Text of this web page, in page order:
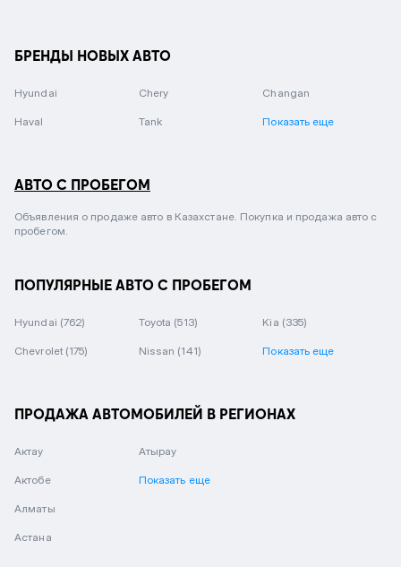
БРЕНДЫ НОВЫХ АВТО
Hyundai Chery Changan
Haval Tank Показать еще
АВТО С ПРОБЕГОМ
Объявления о продаже авто в Казахстане. Покупка и продажа авто с
пробегом.
ПОПУЛЯРНЫЕ АВТО С ПРОБЕГОМ
Hyundai (762) Toyota (513) Kia (335)
Chevrolet (175) Nissan (141) Показать еще
ПРОДАЖА АВТОМОБИЛЕЙ В РЕГИОНАХ
Актау
Актобе
Алматы
Астана
Атырау
Показать еще